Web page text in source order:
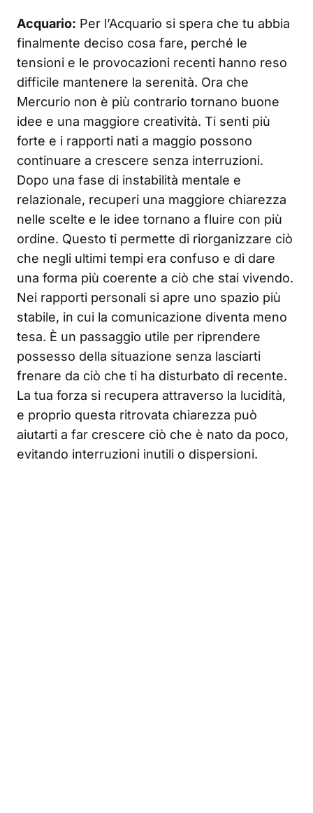
Acquario: Per l’Acquario si spera che tu abbia
finalmente deciso cosa fare, perché le
tensioni e le provocazioni recenti hanno reso
difficile mantenere la serenità. Ora che
Mercurio non è più contrario tornano buone
idee e una maggiore creatività. Ti senti più
forte e i rapporti nati a maggio possono
continuare a crescere senza interruzioni.
Dopo una fase di instabilità mentale e
relazionale, recuperi una maggiore chiarezza
nelle scelte e le idee tornano a fluire con più
ordine. Questo ti permette di riorganizzare ciò
che negli ultimi tempi era confuso e di dare
una forma più coerente a ciò che stai vivendo.
Nei rapporti personali si apre uno spazio più
stabile, in cui la comunicazione diventa meno
tesa. È un passaggio utile per riprendere
possesso della situazione senza lasciarti
frenare da ciò che ti ha disturbato di recente.
La tua forza si recupera attraverso la lucidità,
e proprio questa ritrovata chiarezza può
aiutarti a far crescere ciò che è nato da poco,
evitando interruzioni inutili o dispersioni.